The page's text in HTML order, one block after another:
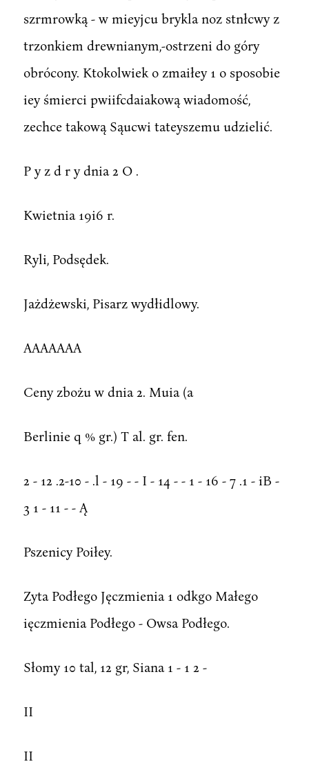
szrmrowką - w mieyjcu brykla noz stnłcwy z
trzonkiem drewnianym,-ostrzeni do góry
obrócony. Ktokolwiek o zmaiłey 1 o sposobie
iey śmierci pwiifcdaiakową wiadomość,
zechce takową Sąucwi tateyszemu udzielić.
P y z d r y dnia 2 O .
Kwietnia 19i6 r.
Ryli, Podsędek.
Jażdżewski, Pisarz wydłidlowy.
AAAAAAA
Ceny zbożu w dnia 2. Muia (a
Berlinie q % gr.) T al. gr. fen.
2 - 12 .2-10 - .l - 19 - - I - 14 - - 1 - 16 - 7 .1 - iB -
3 1 - 11 - - Ą
Pszenicy Poiłey.
Zyta Podłego Jęczmienia 1 odkgo Małego
ięczmienia Podłego - Owsa Podłego.
Słomy 10 tal, 12 gr, Siana 1 - 1 2 -
II
II